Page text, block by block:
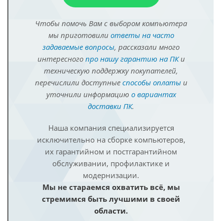
Чтобы помочь Вам с выбором компьютера
мы приготовили ответы на часто
задаваемые вопросы, рассказали много
интересного про нашу гарантию на ПКи
техническую поддержку покупателей,
перечислили доступные способы оплатыи
уточнили информацию о вариантах
доставки ПК.
Наша компания специализируется
исключительно на сборке компьютеров,
их гарантийном и постгарантийном
обслуживании, профилактике и
модернизации.
Мы не стараемся охватить всё, мы
стремимся быть лучшими в своей
области.